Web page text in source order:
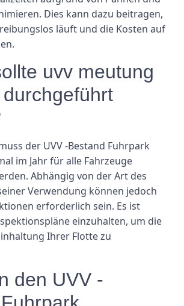
Dies kann dazu beitragen,
läuft und die Kosten auf
uvv meutung
der UVV -Bestand Fuhrpark
im Jahr für alle Fahrzeuge
Abhängig von der Art des
Verwendung können jedoch
erforderlich sein. Es ist
einzuhalten, um die
Ihrer Flotte zu
den UVV -